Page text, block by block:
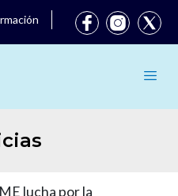
lucha por la